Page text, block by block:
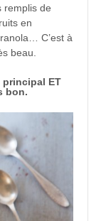
remplis de
en
C’est à
beau.
principal ET
bon.